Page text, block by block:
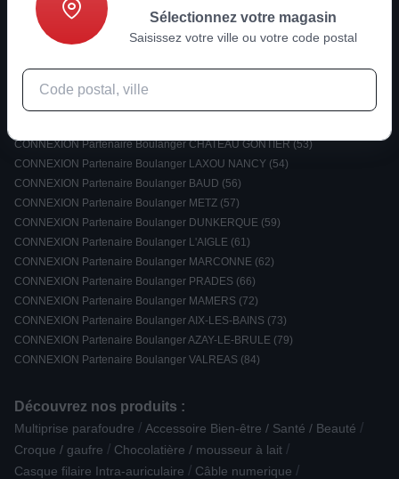
CONNEXION Partenaire Boulanger BAUME-LES-DAMES (25)
CONNEXION Partenaire Boulanger NYONS (26)
CONNEXION Partenaire Boulanger ETOILE-SUR-RHONE (26)
CONNEXION Partenaire Boulanger REVEL (31)
CONNEXION Partenaire Boulanger PINEUILH (33)
CONNEXION Partenaire Boulanger LA COTE SAINT ANDRE (38)
CONNEXION Partenaire Boulanger CHATEAU GONTIER (53)
CONNEXION Partenaire Boulanger LAXOU NANCY (54)
CONNEXION Partenaire Boulanger BAUD (56)
CONNEXION Partenaire Boulanger METZ (57)
CONNEXION Partenaire Boulanger DUNKERQUE (59)
CONNEXION Partenaire Boulanger L'AIGLE (61)
CONNEXION Partenaire Boulanger MARCONNE (62)
CONNEXION Partenaire Boulanger PRADES (66)
CONNEXION Partenaire Boulanger MAMERS (72)
CONNEXION Partenaire Boulanger AIX-LES-BAINS (73)
CONNEXION Partenaire Boulanger AZAY-LE-BRULE (79)
CONNEXION Partenaire Boulanger VALREAS (84)
Découvrez nos produits :
Multiprise parafoudre / Accessoire Bien-être / Santé / Beauté /
Croque / gaufre / Chocolatière / mousseur à lait /
Casque filaire Intra-auriculaire / Câble numerique /
Sélectionnez votre magasin
Saisissez votre ville ou votre code postal